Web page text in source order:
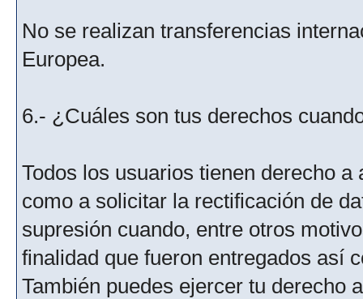
No se realizan transferencias
Europea.
6.- ¿Cuáles son tus derechos
Todos los usuarios tienen derecho
como a solicitar la rectificación de
supresión cuando, entre otros
finalidad que fueron entregados así
También puedes ejercer tu derecho